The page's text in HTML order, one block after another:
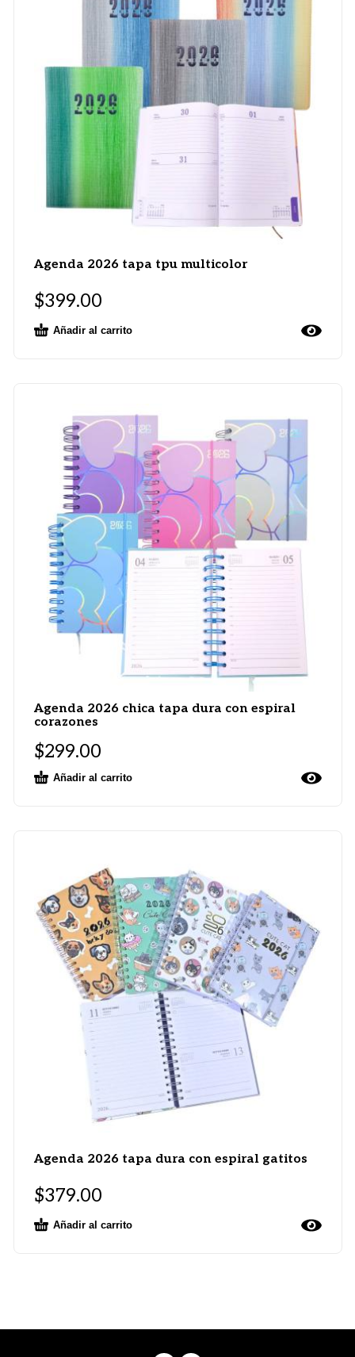
Agenda 2026 tapa tpu multicolor
$399.00
Añadir al carrito
Agenda 2026 chica tapa dura con espiral
corazones
$299.00
Añadir al carrito
Agenda 2026 tapa dura con espiral gatitos
$379.00
Añadir al carrito